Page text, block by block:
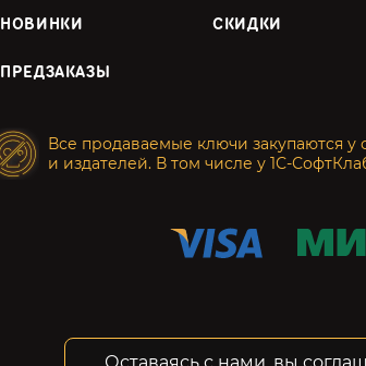
НОВИНКИ СКИДКИ
ПРЕДЗАКАЗЫ
Все продаваемые ключи закупаются
и издателей. В том числе у 1С-
Конфиденциальность